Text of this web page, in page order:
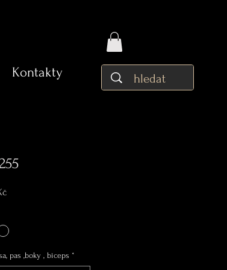
Kontakty
Cena
pas ,boky , biceps *